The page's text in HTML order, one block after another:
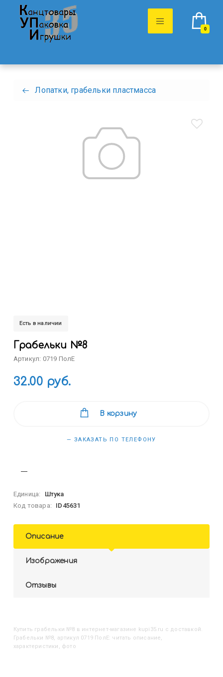
0
Лопатки, грабельки пластмасса
Есть в наличии
Грабельки №8
Артикул: 0719 ПолЕ
32.00 руб.
В корзину
— ЗАКАЗАТЬ ПО ТЕЛЕФОНУ
Единица:
Штука
Код товара:
ID45631
Описание
Изображения
Отзывы
Купить Грабельки №8 в интернет-магазине kupi35.ru с доставкой.
Грабельки №8, артикул 0719 ПолЕ: читать описание,
характеристики, фото